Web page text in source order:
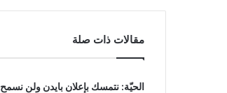
مقالات ذات صلة
الحيّة: نتمسك بإعلان بايدن ولن نسمح